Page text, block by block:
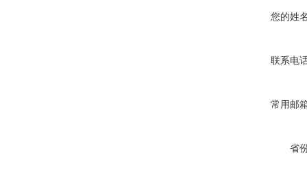
您的姓
联系电
常用邮
省